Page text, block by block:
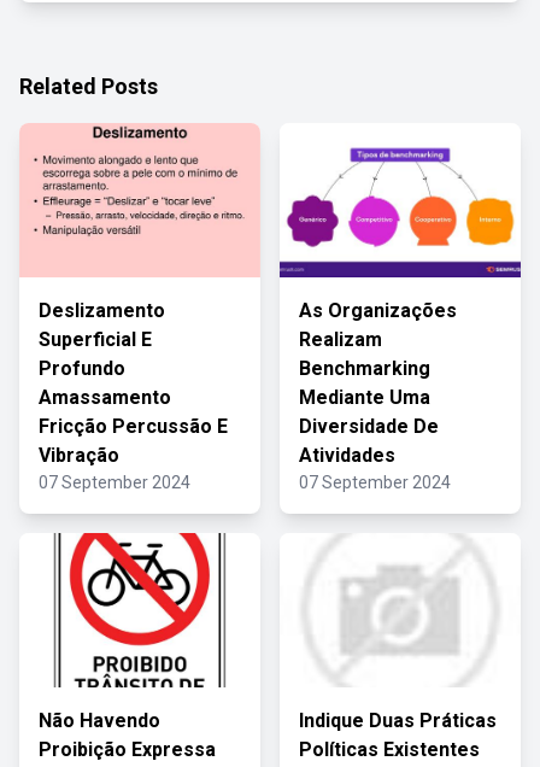
Related Posts
Deslizamento
Superficial E
Profundo
Amassamento
Fricção Percussão E
Vibração
07 September 2024
As Organizações
Realizam
Benchmarking
Mediante Uma
Diversidade De
Atividades
07 September 2024
Não Havendo
Proibição Expressa
Indique Duas Práticas
Políticas Existentes